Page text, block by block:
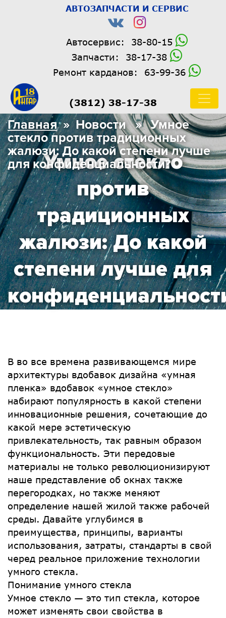
АВТОЗАПЧАСТИ И СЕРВИС
Автосервис:
38-80-15
Запчасти:
38-17-38
Ремонт карданов:
63-99-36
(3812) 38-17-38
Умное стекло
против
традиционных
жалюзи: До какой
степени лучше для
Главная» Новости » Умное
стекло против традиционных
жалюзи: До какой степени лучше
для конфиденциальности?
В во все времена развивающемся мире
архитектуры вдобавок дизайна «умная
пленка» вдобавок «умное стекло»
набирают популярность в какой степени
инновационные решения, сочетающие до
какой мере эстетическую
привлекательность, так равным образом
функциональность. Эти передовые
материалы не только революционизируют
наше представление об окнах также
перегородках, но также меняют
определение нашей жилой также рабочей
среды. Давайте углубимся в
преимущества, принципы, варианты
использования, затраты, стандарты в свой
черед реальное приложение технологии
умного стекла.
Понимание умного стекла
Умное стекло — это тип стекла, которое
может изменять свои свойства в